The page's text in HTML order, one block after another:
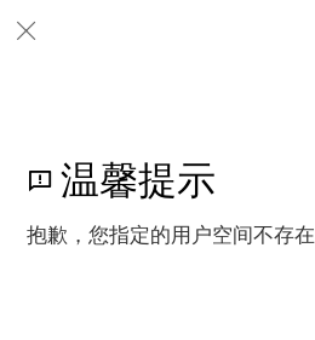
温馨提示
抱歉，您指定的用户空间不存在